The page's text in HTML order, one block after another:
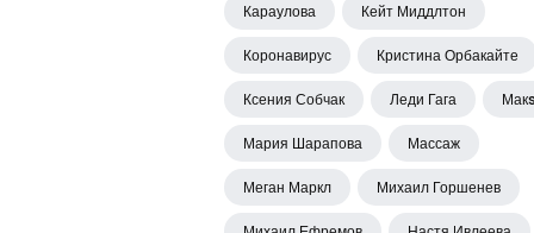
Караулова Кейт Миддлтон
Коронавирус Кристина Орбакайте
Ксения Собчак Леди Гага
Мария Шарапова Массаж
Меган Маркл Михаил Горшенев